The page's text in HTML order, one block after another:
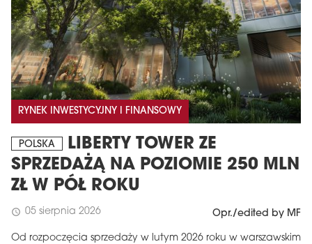
RYNEK INWESTYCYJNY I FINANSOWY
POLSKA
LIBERTY TOWER ZE
SPRZEDAŻĄ NA POZIOMIE 250 MLN
ZŁ W PÓŁ ROKU
schedule 05 sierpnia 2026 Opr./edited by MF
Od rozpoczęcia sprzedaży w lutym 2026 roku w warszawskim